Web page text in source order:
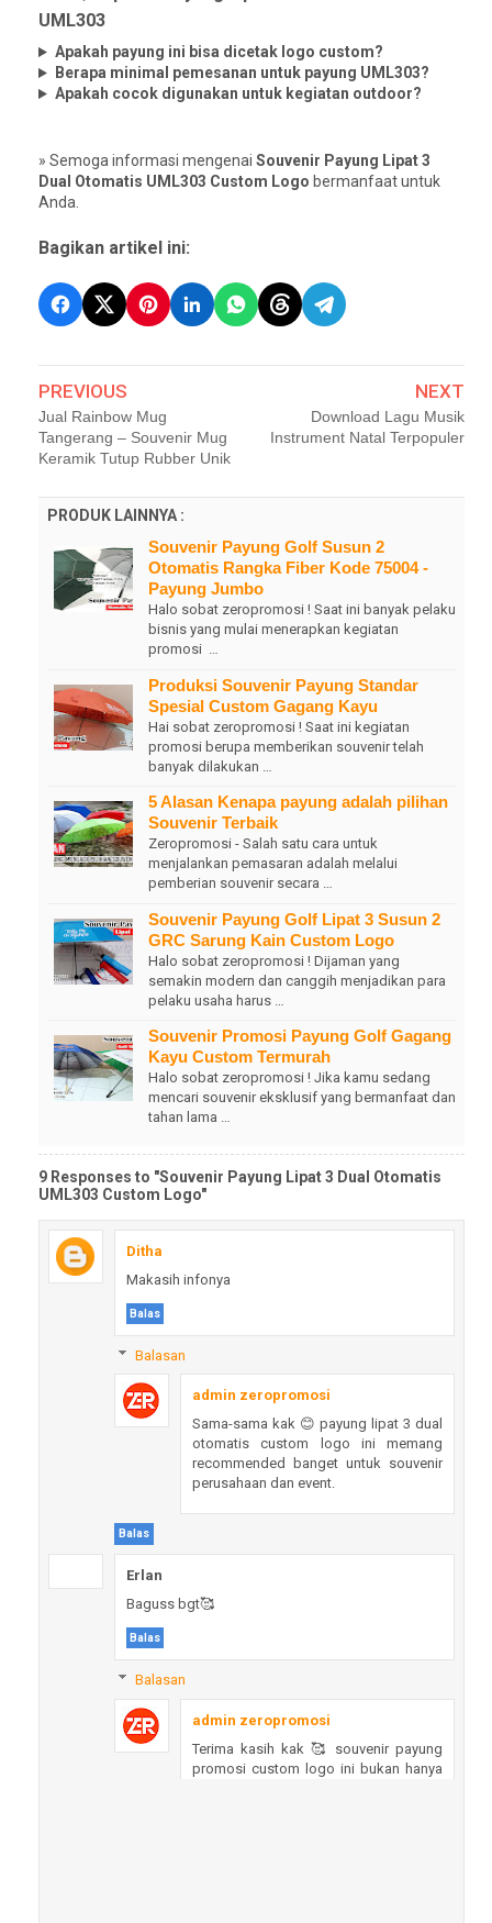
UML303
Apakah payung ini bisa dicetak logo custom?
Berapa minimal pemesanan untuk payung UML303?
Apakah cocok digunakan untuk kegiatan outdoor?
» Semoga informasi mengenai Souvenir Payung Lipat 3
Dual Otomatis UML303 Custom Logo bermanfaat untuk
Anda.
Bagikan artikel ini:
PREVIOUS
Jual Rainbow Mug
Tangerang – Souvenir Mug
Keramik Tutup Rubber Unik
NEXT
Download Lagu Musik
Instrument Natal Terpopuler
PRODUK LAINNYA :
Souvenir Payung Golf Susun 2
Otomatis Rangka Fiber Kode 75004 -
Payung Jumbo
Halo sobat zeropromosi ! Saat ini banyak pelaku
bisnis yang mulai menerapkan kegiatan
promosi …
Produksi Souvenir Payung Standar
Spesial Custom Gagang Kayu
Hai sobat zeropromosi ! Saat ini kegiatan
promosi berupa memberikan souvenir telah
banyak dilakukan …
5 Alasan Kenapa payung adalah pilihan
Souvenir Terbaik
Zeropromosi - Salah satu cara untuk
menjalankan pemasaran adalah melalui
pemberian souvenir secara …
Souvenir Payung Golf Lipat 3 Susun 2
GRC Sarung Kain Custom Logo
Halo sobat zeropromosi ! Dijaman yang
semakin modern dan canggih menjadikan para
pelaku usaha harus …
Souvenir Promosi Payung Golf Gagang
Kayu Custom Termurah
Halo sobat zeropromosi ! Jika kamu sedang
mencari souvenir eksklusif yang bermanfaat dan
tahan lama …
9 Responses to "Souvenir Payung Lipat 3 Dual Otomatis
UML303 Custom Logo"
Ditha
Makasih infonya
Balas
Balasan
admin zeropromosi
Sama-sama kak 😊 payung lipat 3 dual
otomatis custom logo ini memang
recommended banget untuk souvenir
perusahaan dan event.
Balas
Erlan
Baguss bgt🥰
Balas
Balasan
admin zeropromosi
Terima kasih kak 🥰 souvenir payung
promosi custom logo ini bukan hanya